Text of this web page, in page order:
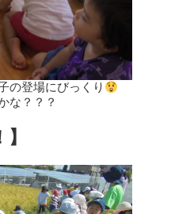
の登場にびっくり
な？？？